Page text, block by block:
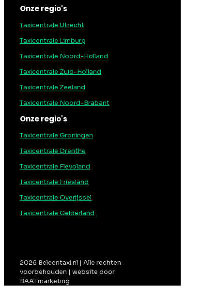
Onze regio's
Taxicentrale Utrecht
Taxicentrale Limburg
Taxicentrale Noord-Holland
Taxicentrale Zuid-Holland
Taxicentrale Zeeland
Taxicentrale Noord-Brabant
Onze regio's
Taxicentrale Groningen
Taxicentrale Drenthe
Taxicentrale Flevoland
Taxicentrale Friesland
Taxicentrale Overijssel
Taxicentrale Gelderland
2026 Beleentaxi.nl | Alle rechten
voorbehouden | website door
BAAT.marketing